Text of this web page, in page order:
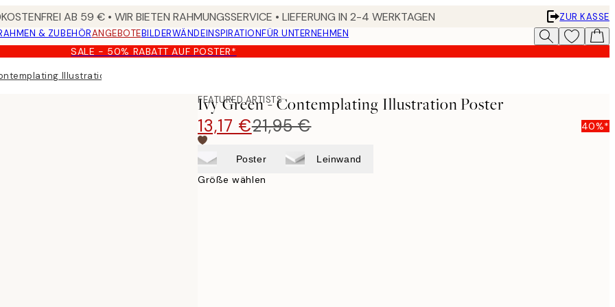
AB 59 € • WIR BIETEN RAHMUNGSSERVICE • LIEFERUNG IN 2-4 WERKTAGEN
ZUR KASSE
& ZUBEHÖRANGEBOTEBILDERWÄNDEINSPIRATIONFÜR UNTERNEHMEN
SALE - 50% RABATT AUF POSTER*
Illustration Poster
FEATURED ARTISTS
Ivy Green - Contemplating Illustration Poster
13,17 €21,95 € 40%*
Poster Leinwand
Größe wählen